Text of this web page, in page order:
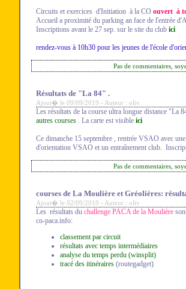
Circuits et exercices d'Initiation à la CO ouvert à
Accueil a proximité du parking an face de l'entrée
Inscriptions avant le 27 sep. sur le site du club ici
rendez-vous à 10h30 pour les jeunes de l'école
Pas de commentaires,
Résultats de "La 84" .
Ajout� le 09/09/2019 - Auteur : oliv
Les résultats de la course ultra longue distance
autres courses . La carte est visible ici
Ce dimanche 15 septembre , rentrée VSAO avec
d'orientation VSAO et un entraînement club.
Pas de commentaires,
courses de La Moulière et Gréolières:
Ajout� le 02/09/2019 - Auteur : oliv
Les résultats du challenge PACA de la Moulière
co-paca.info:
classement par circuit
résultats avec temps intermédiaires
analyse du temps perdu (winsplit)
tracé des itinéraires (routegadget)